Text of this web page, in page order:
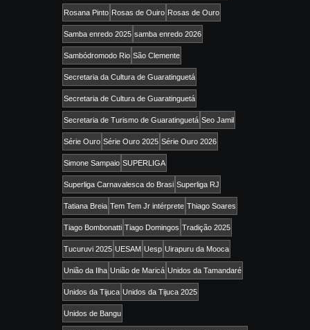
Rosana Pinto Rosas de Ouiro Rosas de Ouro
Samba enredo 2025 samba enredo 2026
Sambódromodo Rio São Clemente
Secretaria da Cultura de Guaratinguetá
Secretaria de Cultura de Guaratinguetá
Secretaria de Turismo de Guaratinguetá Seo Jamil
Série Ouro Série Ouro 2025 Série Ouro 2026
Simone Sampaio SUPERLIGA
Superliga Carnavalesca do Brasi Superliga RJ
Tatiana Breia Tem Tem Jr intérprete Thiago Soares
Tiago Bombonatti Tiago Domingos Tradição 2025
Tucuruvi 2025 UESAM Uesp Uirapuru da Mooca
União da Ilha União de Maricá Unidos da Tamandaré
Unidos da Tijuca Unidos da Tijuca 2025
Unidos de Bangu